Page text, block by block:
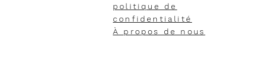
politique de
confidentialité
À propos de nous